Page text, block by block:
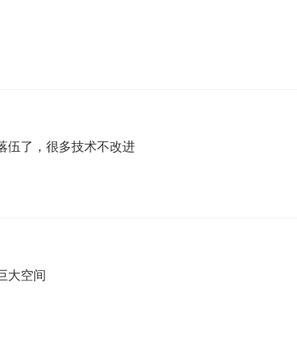
伍了，很多技术不改进
大空间